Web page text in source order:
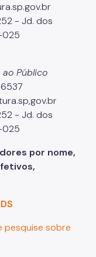
- Jd. dos
025
Público
- Jd. dos
025
por nome,
pesquise sobre